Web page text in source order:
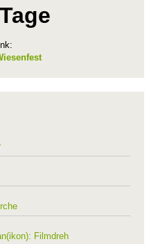
Filmdreh